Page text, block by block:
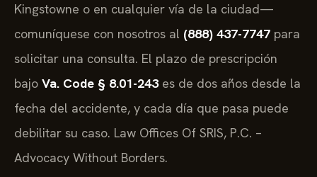
Kingstowne o en cualquier vía de la ciudad—
comuníquese con nosotros al (888) 437-7747 para
solicitar una consulta. El plazo de prescripción
bajo Va. Code § 8.01-243es de dos años desde la
fecha del accidente, y cada día que pasa puede
debilitar su caso. Law Offices Of SRIS, P.C. –
Advocacy Without Borders.